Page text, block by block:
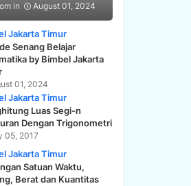
August 01, 2024
Jakarta Timur
Senang Belajar
by Bimbel Jakarta
01, 2024
Jakarta Timur
Luas Segi-n
Dengan Trigonometri
05, 2017
Jakarta Timur
Satuan Waktu,
Berat dan Kuantitas